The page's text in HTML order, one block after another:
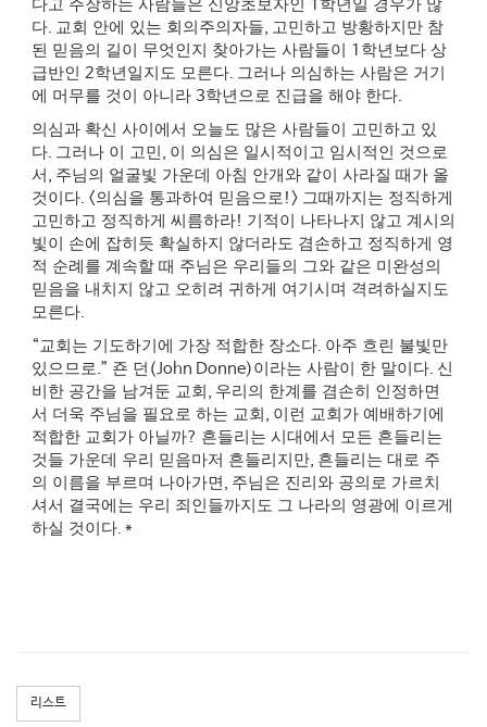
다고 주장하는 사람들은 신앙초보자인 1 학년일 경우가 많
다. 교회 안에 있는 회의주의자들, 고민하고 방황하지만 참
된 믿음의 길이 무엇인지 찾아가는 사람들이 1 학년보다 상
급반인 2학년일지도 모른다. 그러나 의심하는 사람은 거기
에 머무를 것이 아니라 3학년으로 진급을 해야 한다.
의심과 확신 사이에서 오늘도 많은 사람들이 고민하고 있
다. 그러나 이 고민 , 이 의심은 일시적이고 임시적인 것으로
서 , 주님의 얼굴빛 가운데 아침 안개와 같이 사라질 때가 올
것이다. <의심을 통과하여 믿음으로 !> 그때까지는 정직하게
고민하고 정직하게 씨름하라! 기적이 나타나지 않고 계시의
빛이 손에 잡히듯 확실하지 않더라도 겸손하고 정직하게 영
적 순례를 계속할 때 주님은 우리들의 그와 같은 미완성의
믿음을 내치지 않고 오히려 귀하게 여기시며 격려하실지도
모른다.
“교회는 기도하기에 가장 적합한 장소다. 아주 흐린 불빛만
있으므로.” 죤 던 (John Donne)이라는 사람이 한 말이다. 신
비한 공간을 남겨둔 교회 , 우리의 한계를 겸손히 인정하면
서 더욱 주님을 필요로 하는 교회 , 이런 교회가 예배하기에
적합한 교회가 아닐까? 흔들리는 시대에서 모든 흔들리는
것들 가운데 우리 믿음마저 흔들리지만, 흔들리는 대로 주
의 이름을 부르며 나아가면 , 주님은 진리와 공의로 가르치
셔서 결국에는 우리 죄인들까지도 그 나라의 영광에 이르게
하실 것이다. *
리스트